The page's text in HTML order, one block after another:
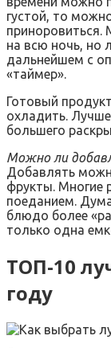
густой, то
приноровиться.
на всю ночь, но
дальнейшем с
«таймер».
Готовый
охладить.
большего
Можно ли
Добавлять
фрукты. Многие
поеданием.
блюдо более
только одна
ТОП-10
году